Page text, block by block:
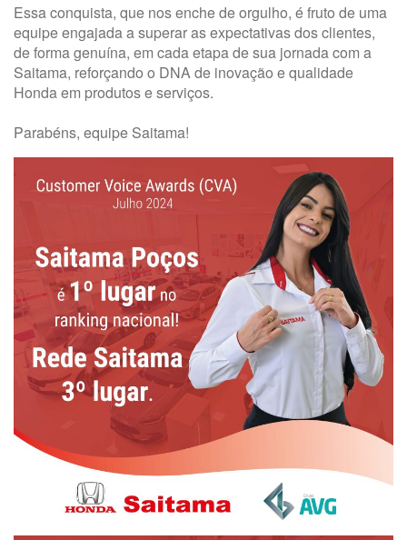
Essa conquista, que nos enche de orgulho, é fruto de uma
equipe engajada a superar as expectativas dos clientes,
de forma genuína, em cada etapa de sua jornada com a
Saitama, reforçando o DNA de inovação e qualidade
Honda em produtos e serviços.
Parabéns, equipe Saitama!